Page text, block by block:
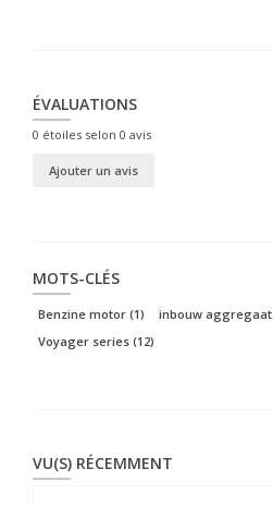
ÉVALUATIONS
0 étoiles selon 0 avis
Ajouter un avis
MOTS-CLÉS
Benzine motor (1) inbouw aggregaat
Voyager series (12)
VU(S) RÉCEMMENT